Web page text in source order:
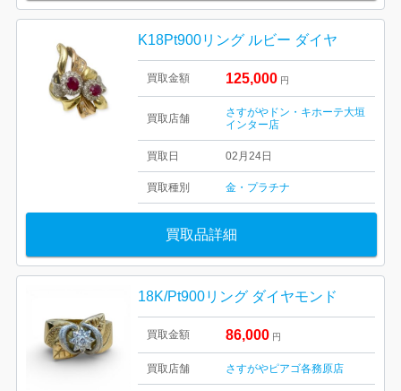
K18Pt900リング ルビー ダイヤ
買取金額 125,000 円
買取店舗
さすがやドン・キホーテ大垣
インター店
買取日 02月24日
買取種別 金・プラチナ
買取品詳細
18K/Pt900リング ダイヤモンド
買取金額 86,000 円
買取店舗 さすがやピアゴ各務原店